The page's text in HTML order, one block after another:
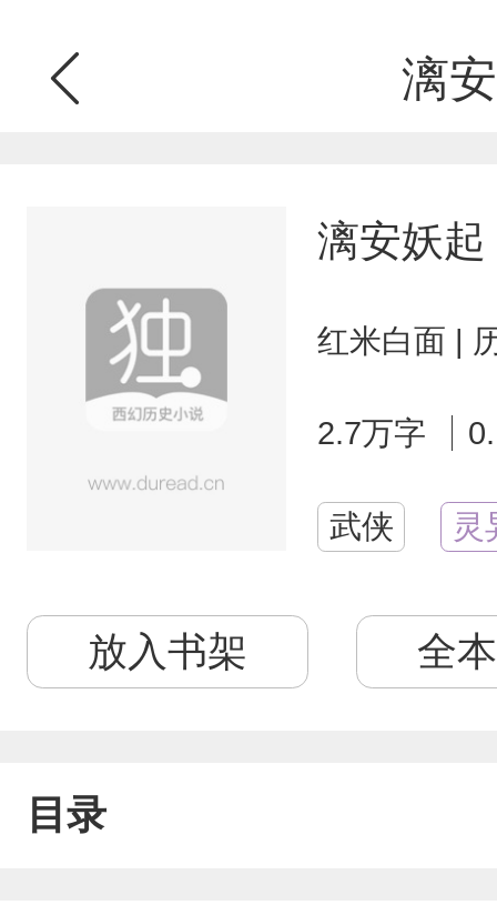
漓
漓安妖起
红米白面 |
2.7万字
武侠 灵
放入书架 全
目录